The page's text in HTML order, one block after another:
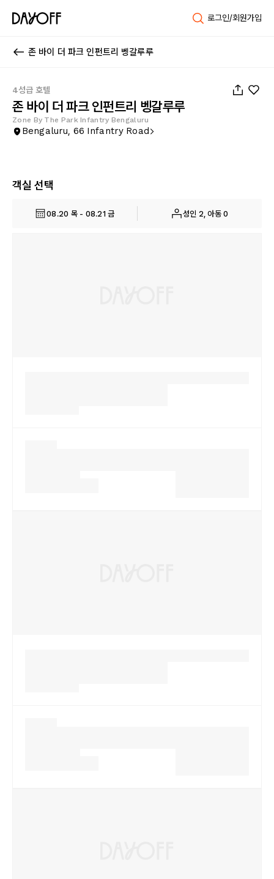
로그인/회원가입
존 바이 더 파크 인펀트리 벵갈루루
4성급 호텔
존 바이 더 파크 인펀트리 벵갈루루
Zone By The Park Infantry Bengaluru
Bengaluru, 66 Infantry Road
객실 선택
08.20 목 - 08.21 금 성인 2, 아동 0